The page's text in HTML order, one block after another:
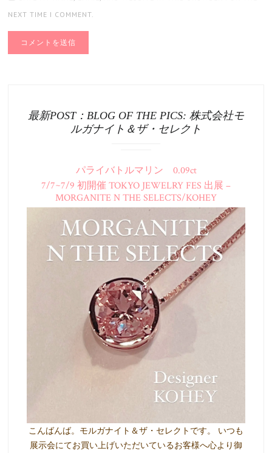
NEXT TIME I COMMENT.
最新POST：BLOG OF THE PICS: 株式会社モ
ルガナイト＆ザ・セレクト
パライバトルマリン 0.09ct
7/7~7/9 初開催 TOKYO JEWELRY FES 出展 –
MORGANITE N THE SELECTS/KOHEY
こんばんば。モルガナイト＆ザ・セレクトです。 いつも
展示会にてお買い上げいただいているお客様へ心より御